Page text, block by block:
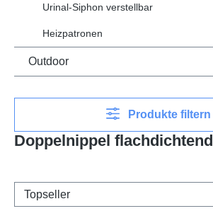
Urinal-Siphon verstellbar
Heizpatronen
Outdoor
Produkte filtern
Doppelnippel flachdichtend